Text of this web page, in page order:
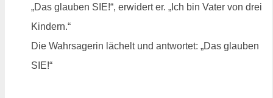
„Das glauben SIE!“, erwidert er. „Ich bin Vater von drei
Kindern.“
Die Wahrsagerin lächelt und antwortet: „Das glauben
SIE!“